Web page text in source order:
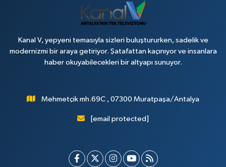
Kanal V, yepyeni temasıyla sizleri buluştururken, sadelik ve
modernizmi bir araya getiriyor. Şatafattan kaçınıyor ve insanlara
haber okuyabilecekleri bir altyapı sunuyor.
Mehmetçik mh.69C , 07300 Muratpaşa/Antalya
[email protected]